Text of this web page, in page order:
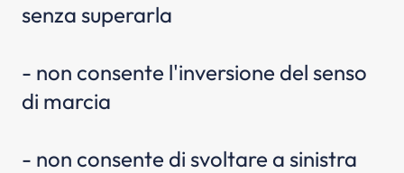
senza superarla
- non consente l'inversione del senso
di marcia
- non consente di svoltare a sinistra